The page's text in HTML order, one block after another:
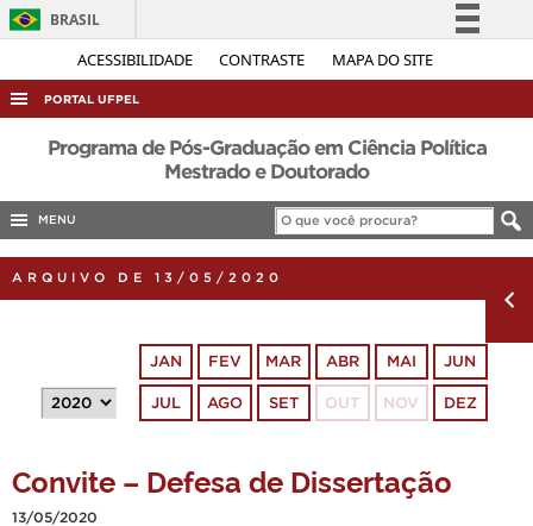
ACESSIBILIDADE CONTRASTE MAPA DO SITE
BRASIL
Simplifique!
Acesso à informação
Legislação
Canais
PORTAL UFPEL
ACESSO À INFORMAÇÃO
COBALTO
CONCURSOS
EDITAIS
INTERNACIONAL
PORTARIAS
Programa de Pós-Graduação em Ciência Política
Mestrado e Doutorado
MENU
ARQUIVO DE 13/05/2020
JAN FEV MAR ABR MAI JUN
JUL AGO SET OUT NOV DEZ
Convite – Defesa de Dissertação
13/05/2020